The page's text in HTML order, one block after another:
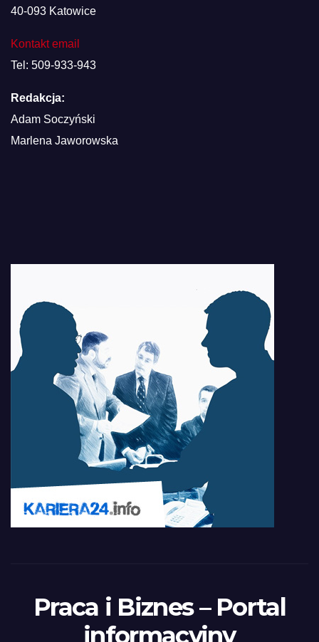
40-093 Katowice
Kontakt email
Tel: 509-933-943
Redakcja:
Adam Soczyński
Marlena Jaworowska
Praca i Biznes – Portal
informacyjny